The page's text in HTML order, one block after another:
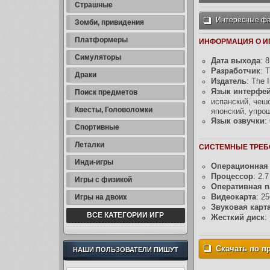
Интересные
ИНФОРМАЦИЯ О
Дата выхода:
Разработчик:
Издатель: The
Язык
испанский,
японский,
Язык озвучки:
СИСТЕМНЫЕ
Операционная
Процессор: 2.7
Оперативная
Видеокарта:
Звуковая
Жесткий диск:
Скачать по
Страшные
Зомби, привидения
Платформеры
Симуляторы
Драки
Поиск предметов
Квесты, Головоломки
Спортивные
Леталки
Инди-игры
Игры с физикой
Игры на двоих
ВСЕ КАТЕГОРИИ ИГР
НАШИ ПОЛЬЗОВАТЕЛИ ПИШУТ